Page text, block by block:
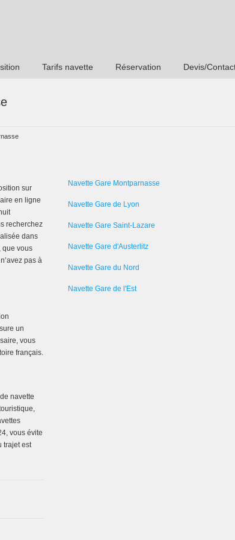
Tarifs navette Réservation Devis/
sur
en ligne
recherchez
dans
que vous
pas à
un
vous
français.
navette
vous évite
trajet est
Navette Gare Montparnasse
Navette Gare de Lyon
Navette Gare Saint-Lazare
Navette Gare d'Austerlitz
Navette Gare du Nord
Navette Gare de l'Est